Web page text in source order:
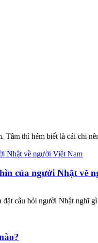
thì hẻm biết là cái chi
của người Nhật về
câu hỏi người Nhật nghĩ gì